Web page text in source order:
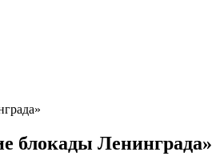
блокады Ленинграда»